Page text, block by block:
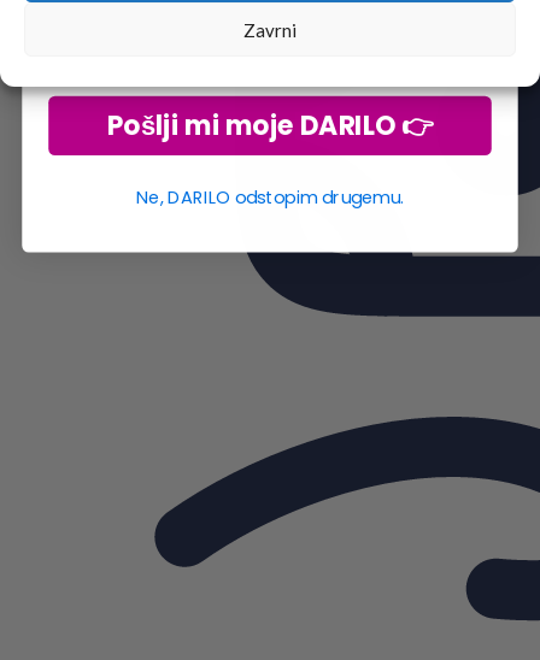
Zavrni
Pošlji mi moje DARILO 👉
Ne, DARILO odstopim drugemu.